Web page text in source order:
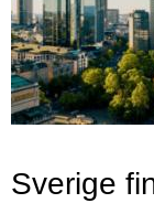
Sverige